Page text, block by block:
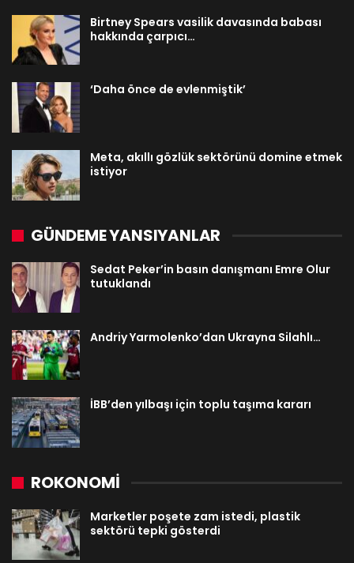
Birtney Spears vasilik davasında babası
hakkında çarpıcı…
‘Daha önce de evlenmiştik’
Meta, akıllı gözlük sektörünü domine etmek
istiyor
GÜNDEME YANSIYANLAR
Sedat Peker’in basın danışmanı Emre Olur
tutuklandı
Andriy Yarmolenko’dan Ukrayna Silahlı…
İBB’den yılbaşı için toplu taşıma kararı
ROKONOMİ
Marketler poşete zam istedi, plastik
sektörü tepki gösterdi